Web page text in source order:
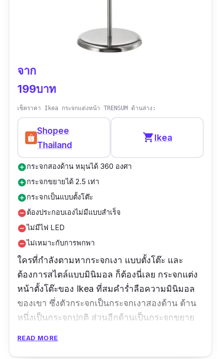
จาก
199บาท
เช็คราคา Ikea กระจกแต่งหน้า TRENSUM ด้านล่าง:
Shopee
Thailand
shopping_cartIkea
add_circleกระจกสองด้าน หมุนได้ 360 องศา
add_circleกระจกขยายได้ 2.5 เท่า
add_circleกระจกเป็นแบบตั้งโต๊ะ
remove_circleต้องประกอบเองไม่มีแบบสำเร็จ
remove_circleไม่มีไฟ LED
remove_circleไม่เหมาะกับการพกพา
ใครที่กำลังตามหากระจกเงา แบบตั้งโต๊ะ และ
ต้องการสไตล์แบบมินิมอล ก็ต้องนี่เลย กระจกแต่ง
หน้าตั้งโต๊ะของ Ikea ที่สมคำร่ำลือความมินิมอล
ของเขา ซึ่งตัวกระจกเป็นกระจกเงาสองด้าน ด้าน
หนึ่งเป็นกระจกปกติ ส่วนอีกด้านเป็นกระจกขยาย
READ MORE